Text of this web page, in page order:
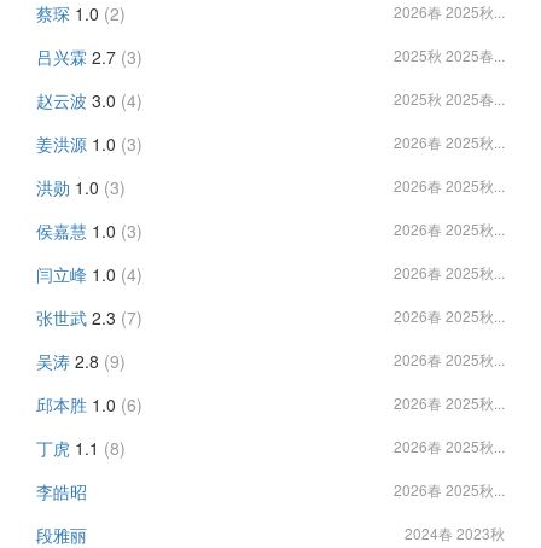
蔡琛 1.0 (2) 2026春 2025秋...
吕兴霖 2.7 (3) 2025秋 2025春...
赵云波 3.0 (4) 2025秋 2025春...
姜洪源 1.0 (3) 2026春 2025秋...
洪勋 1.0 (3) 2026春 2025秋...
侯嘉慧 1.0 (3) 2026春 2025秋...
闫立峰 1.0 (4) 2026春 2025秋...
张世武 2.3 (7) 2026春 2025秋...
吴涛 2.8 (9) 2026春 2025秋...
邱本胜 1.0 (6) 2026春 2025秋...
丁虎 1.1 (8) 2026春 2025秋...
李皓昭 2026春 2025秋...
段雅丽 2024春 2023秋